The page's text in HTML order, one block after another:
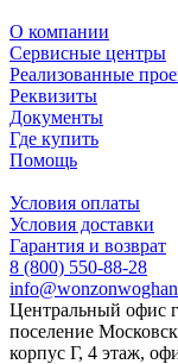
О компании
Сервисные центры
Реализованные
Реквизиты
Документы
Где купить
Помощь
Условия оплаты
Условия доставки
Гарантия и возврат
8 (800) 550-88-28
Центральный офис
поселение
корпус Г, 4 этаж,